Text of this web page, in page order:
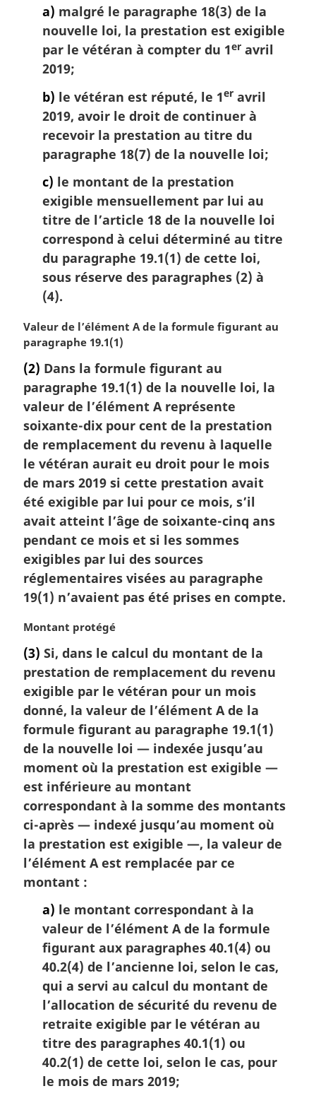
a) malgré le paragraphe 18(3) de la
nouvelle loi, la prestation est exigible
par le vétéran à compter du 1er avril
2019;
b) le vétéran est réputé, le 1er avril
2019, avoir le droit de continuer à
recevoir la prestation au titre du
paragraphe 18(7) de la nouvelle loi;
c) le montant de la prestation
exigible mensuellement par lui au
titre de l’article 18 de la nouvelle loi
correspond à celui déterminé au titre
du paragraphe 19.1(1) de cette loi,
sous réserve des paragraphes (2) à
(4).
N
o
e
m
a
r
i
n
a
l
:
Valeur de l’élément A de la formule figurant au
paragraphe 19.1(1)
(2) Dans la formule figurant au
paragraphe 19.1(1) de la nouvelle loi, la
valeur de l’élément A représente
soixante-dix pour cent de la prestation
de remplacement du revenu à laquelle
le vétéran aurait eu droit pour le mois
de mars 2019 si cette prestation avait
été exigible par lui pour ce mois, s’il
avait atteint l’âge de soixante-cinq ans
pendant ce mois et si les sommes
exigibles par lui des sources
réglementaires visées au paragraphe
19(1) n’avaient pas été prises en compte.
N
t
e
m
a
g
i
n
a
e
:
Montant protégé
(3) Si, dans le calcul du montant de la
prestation de remplacement du revenu
exigible par le vétéran pour un mois
donné, la valeur de l’élément A de la
formule figurant au paragraphe 19.1(1)
de la nouvelle loi — indexée jusqu’au
moment où la prestation est exigible —
est inférieure au montant
correspondant à la somme des montants
ci-après — indexé jusqu’au moment où
la prestation est exigible —, la valeur de
l’élément A est remplacée par ce
montant :
a) le montant correspondant à la
valeur de l’élément A de la formule
figurant aux paragraphes 40.1(4) ou
40.2(4) de l’ancienne loi, selon le cas,
qui a servi au calcul du montant de
l’allocation de sécurité du revenu de
retraite exigible par le vétéran au
titre des paragraphes 40.1(1) ou
40.2(1) de cette loi, selon le cas, pour
le mois de mars 2019;